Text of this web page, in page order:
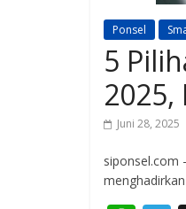
Ponsel
5
2025,
Juni 28, 2025
siponsel.com